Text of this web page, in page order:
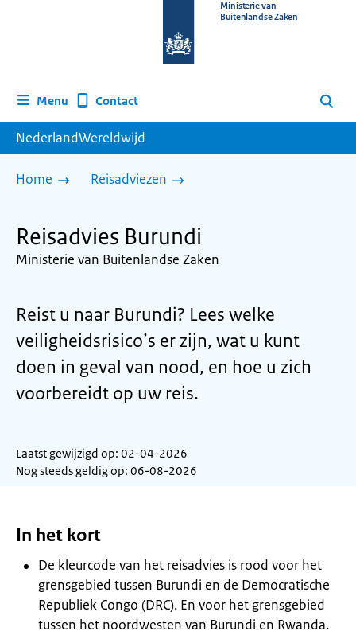
homepage
Ministerie van
Buitenlandse Zaken
Menu Contact Zoeken
NederlandWereldwijd
Home Reisadviezen
Reisadvies Burundi
Ministerie van Buitenlandse Zaken
Reist u naar Burundi? Lees welke
veiligheidsrisico’s er zijn, wat u kunt
doen in geval van nood, en hoe u zich
voorbereidt op uw reis.
Laatst gewijzigd op: 02-04-2026
Nog steeds geldig op: 06-08-2026
In het kort
De kleurcode van het reisadvies is rood voor het
grensgebied tussen Burundi en de Democratische
Republiek Congo (DRC). En voor het grensgebied
tussen het noordwesten van Burundi en Rwanda.